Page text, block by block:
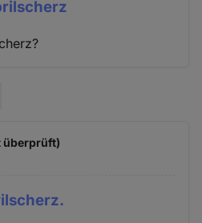
überprüft)